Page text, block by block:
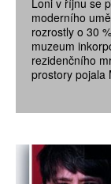
Loni v říjnu se
moderního
rozrostly o 30
muzeum
rezidenčního
prostory pojala